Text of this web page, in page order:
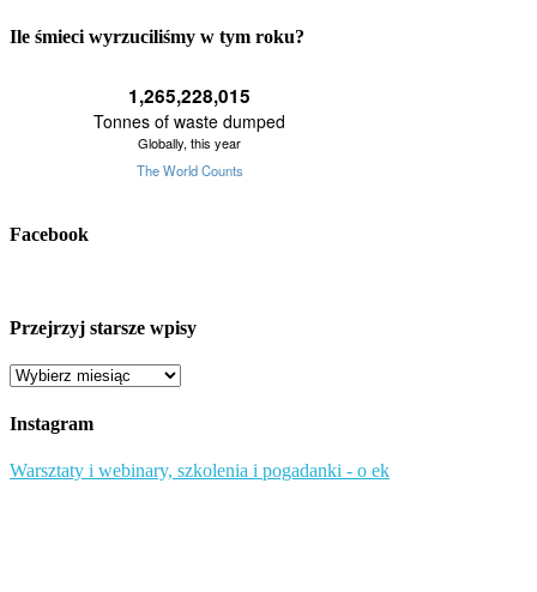
Ile śmieci wyrzuciliśmy w tym roku?
Facebook
Przejrzyj starsze wpisy
Przejrzyj
wpisy
Instagram
Warsztaty i webinary, szkolenia i pogadanki - o ek